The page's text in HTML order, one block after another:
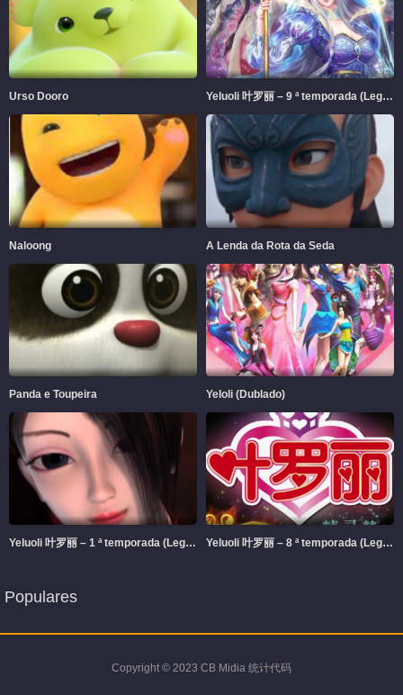
Urso Dooro Yeluoli 叶罗丽 – 9 ª temporada (Legendado)
Naloong A Lenda da Rota da Seda
Panda e Toupeira Yeloli (Dublado)
Yeluoli 叶罗丽 – 1 ª temporada (Legendado) Yeluoli 叶罗丽 – 8 ª temporada (Legendado)
Populares
Copyright © 2023 CB Midia 统计代码